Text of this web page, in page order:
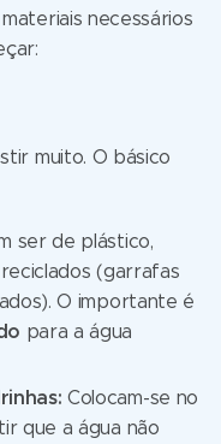
necessários
muito. O básico
ser de plástico,
(garrafas
O importante é
para a água
Colocam-se no
que a água não